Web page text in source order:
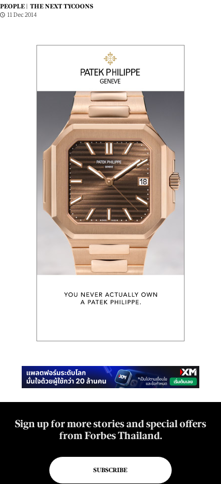
PEOPLE |
THE NEXT TYCOONS
11 Dec 2014
Sign up for more stories and special offers
from Forbes Thailand.
SUBSCRIBE